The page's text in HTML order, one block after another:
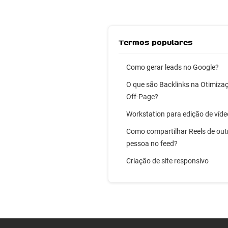
Termos populares
Como gerar leads no Google?
O que são Backlinks na
Off-Page?
Workstation para edição de
Como compartilhar Reels de
pessoa no feed?
Criação de site responsivo